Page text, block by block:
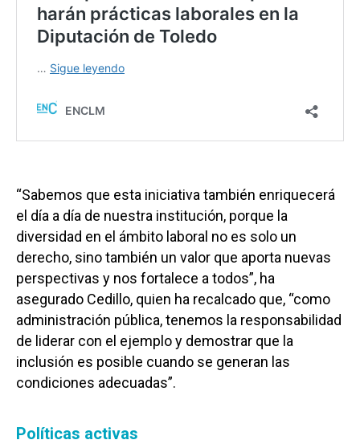
“Sabemos que esta iniciativa también enriquecerá
el día a día de nuestra institución, porque la
diversidad en el ámbito laboral no es solo un
derecho, sino también un valor que aporta nuevas
perspectivas y nos fortalece a todos”, ha
asegurado Cedillo, quien ha recalcado que, “como
administración pública, tenemos la responsabilidad
de liderar con el ejemplo y demostrar que la
inclusión es posible cuando se generan las
condiciones adecuadas”.
Políticas activas